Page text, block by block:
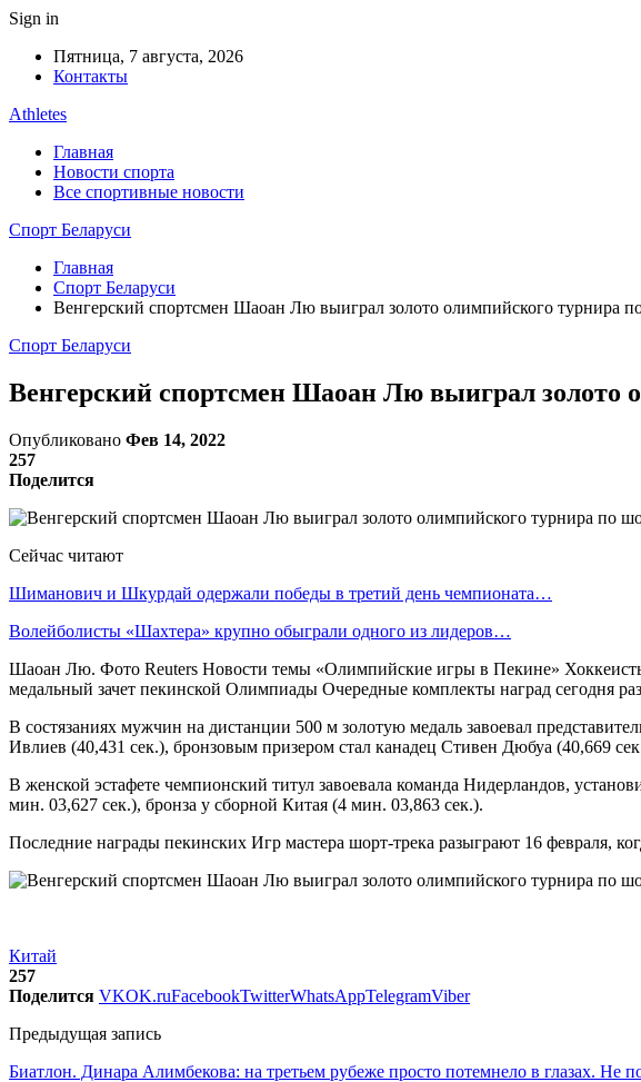
Sign in
Пятница, 7 августа, 2026
Контакты
Athletes
Главная
Новости спорта
Все спортивные новости
Спорт Беларуси
Главная
Спорт Беларуси
Венгерский спортсмен Шаоан Лю выиграл золото олимпийского турнира
Спорт Беларуси
Венгерский спортсмен Шаоан Лю выиграл золото
Опубликовано Фев 14, 2022
257
Поделится
Сейчас читают
Шиманович и Шкурдай одержали победы в третий день чемпионата…
Волейболисты «Шахтера» крупно обыграли одного из лидеров…
Шаоан Лю. Фото Reuters Новости темы «Олимпийские игры в Пекине»
медальный зачет пекинской Олимпиады Очередные комплекты наград сегодня
В состязаниях мужчин на дистанции 500 м золотую медаль завоевал
Ивлиев (40,431 сек.), бронзовым призером стал канадец Стивен Дюбуа (40,669
В женской эстафете чемпионский титул завоевала команда Нидерландов,
мин. 03,627 сек.), бронза у сборной Китая (4 мин. 03,863 сек.).
Последние награды пекинских Игр мастера шорт-трека разыграют 16 февраля,
Китай
257
Поделится VKOK.ruFacebookTwitterWhatsAppTelegramViber
Предыдущая запись
Биатлон. Динара Алимбекова: на третьем рубеже просто потемнело в глазах. Не